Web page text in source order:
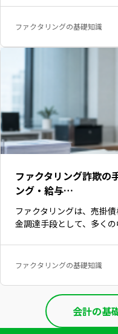
ファクタリングの基礎知識
ファクタリング詐欺の
ング・給与…
ファクタリングは、売掛
金調達手段として、多く
ファクタリングの基礎知識
会計の基
います